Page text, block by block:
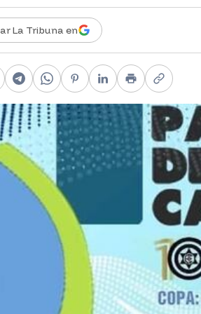
La Tribuna en
TelegramWhatsApp
PinterestLinkedIn
PrintCopy